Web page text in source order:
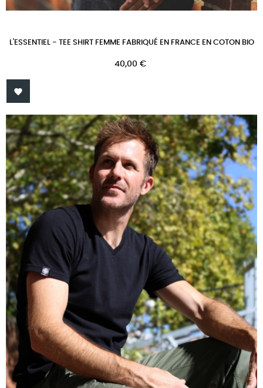
L'ESSENTIEL - TEE SHIRT FEMME FABRIQUÉ EN FRANCE EN COTON BIO
Prix
40,00 €
